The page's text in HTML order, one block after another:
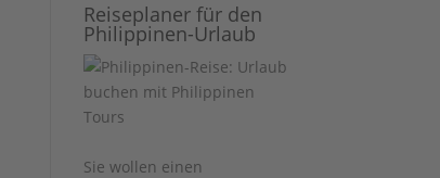
Reiseplaner für den
Philippinen-Urlaub
Sie wollen einen